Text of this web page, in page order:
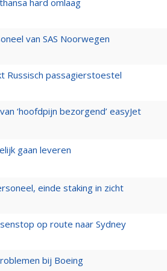
hard omlaag
van SAS Noorwegen
Russisch passagierstoestel
‘hoofdpijn bezorgend’ easyJet
gaan leveren
einde staking in zicht
op route naar Sydney
bij Boeing